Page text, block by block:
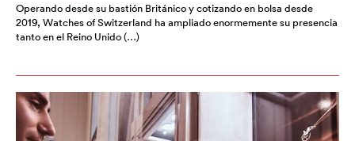
Operando desde su bastión Británico y cotizando en bolsa desde
2019, Watches of Switzerland ha ampliado enormemente su presencia
tanto en el Reino Unido (…)